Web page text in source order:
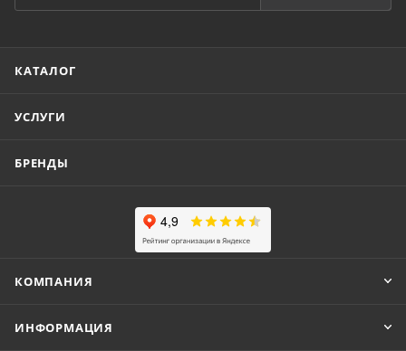
КАТАЛОГ
УСЛУГИ
БРЕНДЫ
КОМПАНИЯ
ИНФОРМАЦИЯ